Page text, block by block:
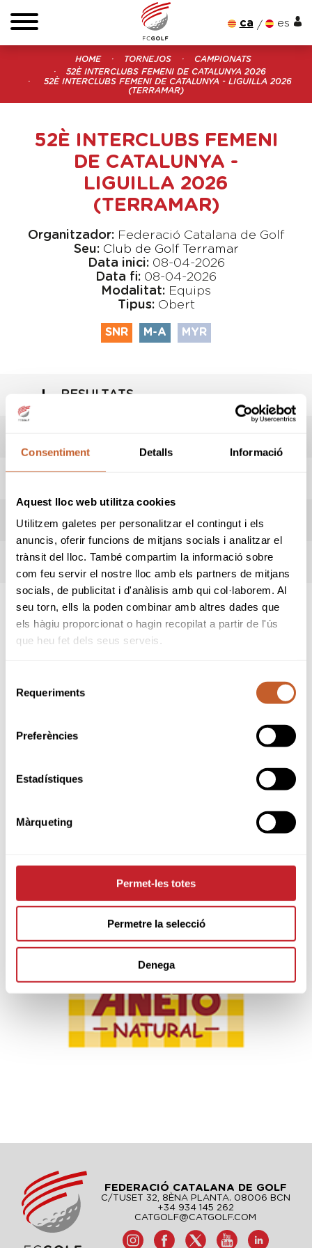
Consentiment Detalls Informació
Aquest lloc web utilitza cookies
Utilitzem galetes per personalitzar el contingut i els
anuncis, oferir funcions de mitjans socials i analitzar el
trànsit del lloc. També compartim la informació sobre
com feu servir el nostre lloc amb els partners de mitjans
socials, de publicitat i d'anàlisis amb qui col·laborem. Al
seu torn, ells la poden combinar amb altres dades que
els hàgiu proporcionat o hagin recopilat a partir de l'ús
que heu fet dels seus serveis.
Requeriments
Preferències
Estadístiques
Màrqueting
Permet-les totes
Permetre la selecció
Denega
ca es
HOME TORNEJOS
CAMPIONATS
52È INTERCLUBS FEMENI DE CATALUNYA 2026
52È INTERCLUBS FEMENI DE CATALUNYA - LIGUILLA 2026
(TERRAMAR)
52È INTERCLUBS FEMENI
DE CATALUNYA -
LIGUILLA 2026
(TERRAMAR)
Organitzador: Federació Catalana de Golf
Seu: Club de Golf Terramar
Data inici: 08-04-2026
Data fi: 08-04-2026
Modalitat: Equips
Tipus: Obert
SNR M-A MYR
RESULTATS
REGLES LOCALS
TERMES DE LA COMPETICIÓ
SPONSORS
PARTNERS
FEDERACIÓ CATALANA DE GOLF
C/TUSET 32, 8ÈNA PLANTA. 08006 BCN
+34 934 145 262
CATGOLF@CATGOLF.COM